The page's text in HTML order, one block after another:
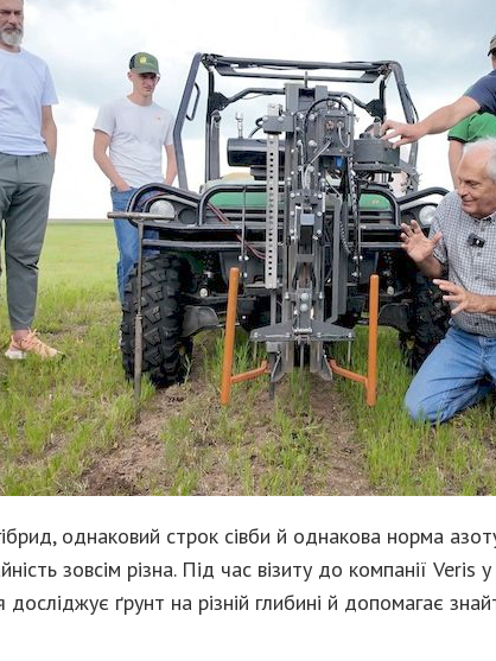
однаковий строк сівби й однакова норма
зовсім різна. Під час візиту до компанії Veris
ґрунт на різній глибині й допомагає